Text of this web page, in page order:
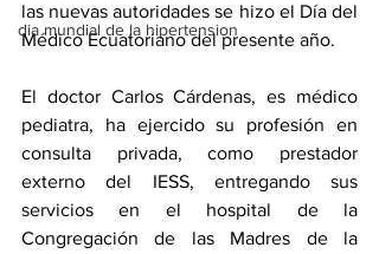
dia mundial de la hipertension
las nuevas autoridades se hizo el Día del
Médico Ecuatoriano del presente año.
El doctor Carlos Cárdenas, es médico
pediatra, ha ejercido su profesión en
consulta privada, como prestador
externo del IESS, entregando sus
servicios en el hospital de la
Congregación de las Madres de la